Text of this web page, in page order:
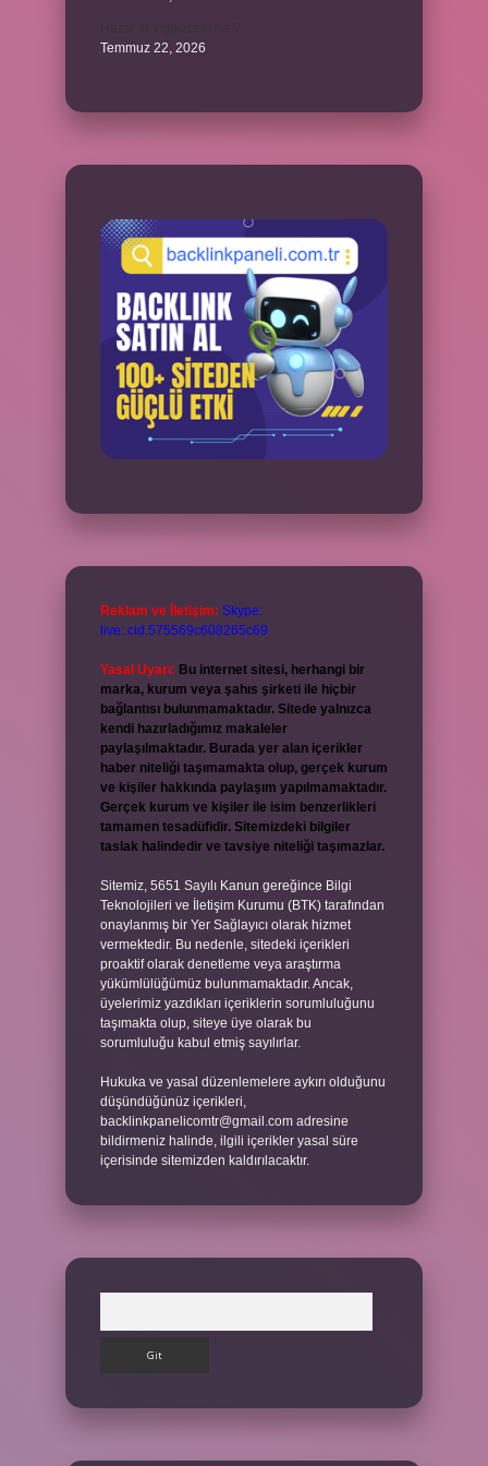
Temmuz 22, 2026
Reklam ve İletişim: Skype:
live:.cid.575569c608265c69
Yasal Uyarı: Bu internet sitesi, herhangi bir
marka, kurum veya şahıs şirketi ile hiçbir
bağlantısı bulunmamaktadır. Sitede yalnızca
kendi hazırladığımız makaleler
paylaşılmaktadır. Burada yer alan içerikler
haber niteliği taşımamakta olup, gerçek kurum
ve kişiler hakkında paylaşım yapılmamaktadır.
Gerçek kurum ve kişiler ile isim benzerlikleri
tamamen tesadüfidir. Sitemizdeki bilgiler
taslak halindedir ve tavsiye niteliği taşımazlar.
Sitemiz, 5651 Sayılı Kanun gereğince Bilgi
Teknolojileri ve İletişim Kurumu (BTK) tarafından
onaylanmış bir Yer Sağlayıcı olarak hizmet
vermektedir. Bu nedenle, sitedeki içerikleri
proaktif olarak denetleme veya araştırma
yükümlülüğümüz bulunmamaktadır. Ancak,
üyelerimiz yazdıkları içeriklerin sorumluluğunu
taşımakta olup, siteye üye olarak bu
sorumluluğu kabul etmiş sayılırlar.
Hukuka ve yasal düzenlemelere aykırı olduğunu
düşündüğünüz içerikleri,
backlinkpanelicomtr@gmail.com adresine
bildirmeniz halinde, ilgili içerikler yasal süre
içerisinde sitemizden kaldırılacaktır.